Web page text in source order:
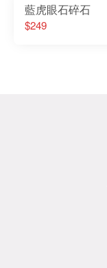
藍虎眼石碎石
$249